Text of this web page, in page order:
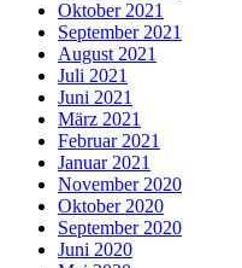
Oktober 2021
September 2021
August 2021
Juli 2021
Juni 2021
März 2021
Februar 2021
Januar 2021
November 2020
Oktober 2020
September 2020
Juni 2020